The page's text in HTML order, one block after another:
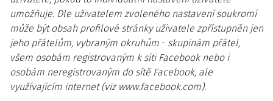
umožňuje. Dle uživatelem zvoleného nastavení soukromí
může být obsah profilové stránky uživatele zpřístupněn jen
jeho přátelům, vybraným okruhům - skupinám přátel,
všem osobám registrovaným k síti Facebook nebo i
osobám neregistrovaným do sítě Facebook, ale
využívajícím internet (viz www.facebook.com).